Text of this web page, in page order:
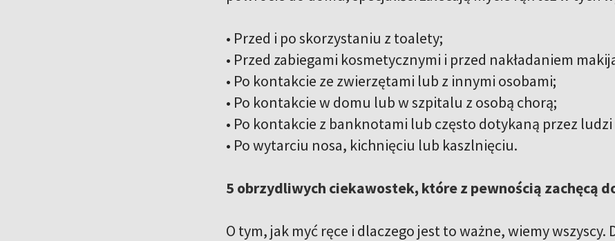
• Przed i po skorzystaniu z toalety;
• Przed zabiegami kosmetycznymi i przed nakładaniem
• Po kontakcie ze zwierzętami lub z innymi osobami;
• Po kontakcie w domu lub w szpitalu z osobą chorą;
• Po kontakcie z banknotami lub często dotykaną przez ludzi
• Po wytarciu nosa, kichnięciu lub kaszlnięciu.
5 obrzydliwych ciekawostek, które z pewnością zachęcą
O tym, jak myć ręce i dlaczego jest to ważne, wiemy wszyscy.